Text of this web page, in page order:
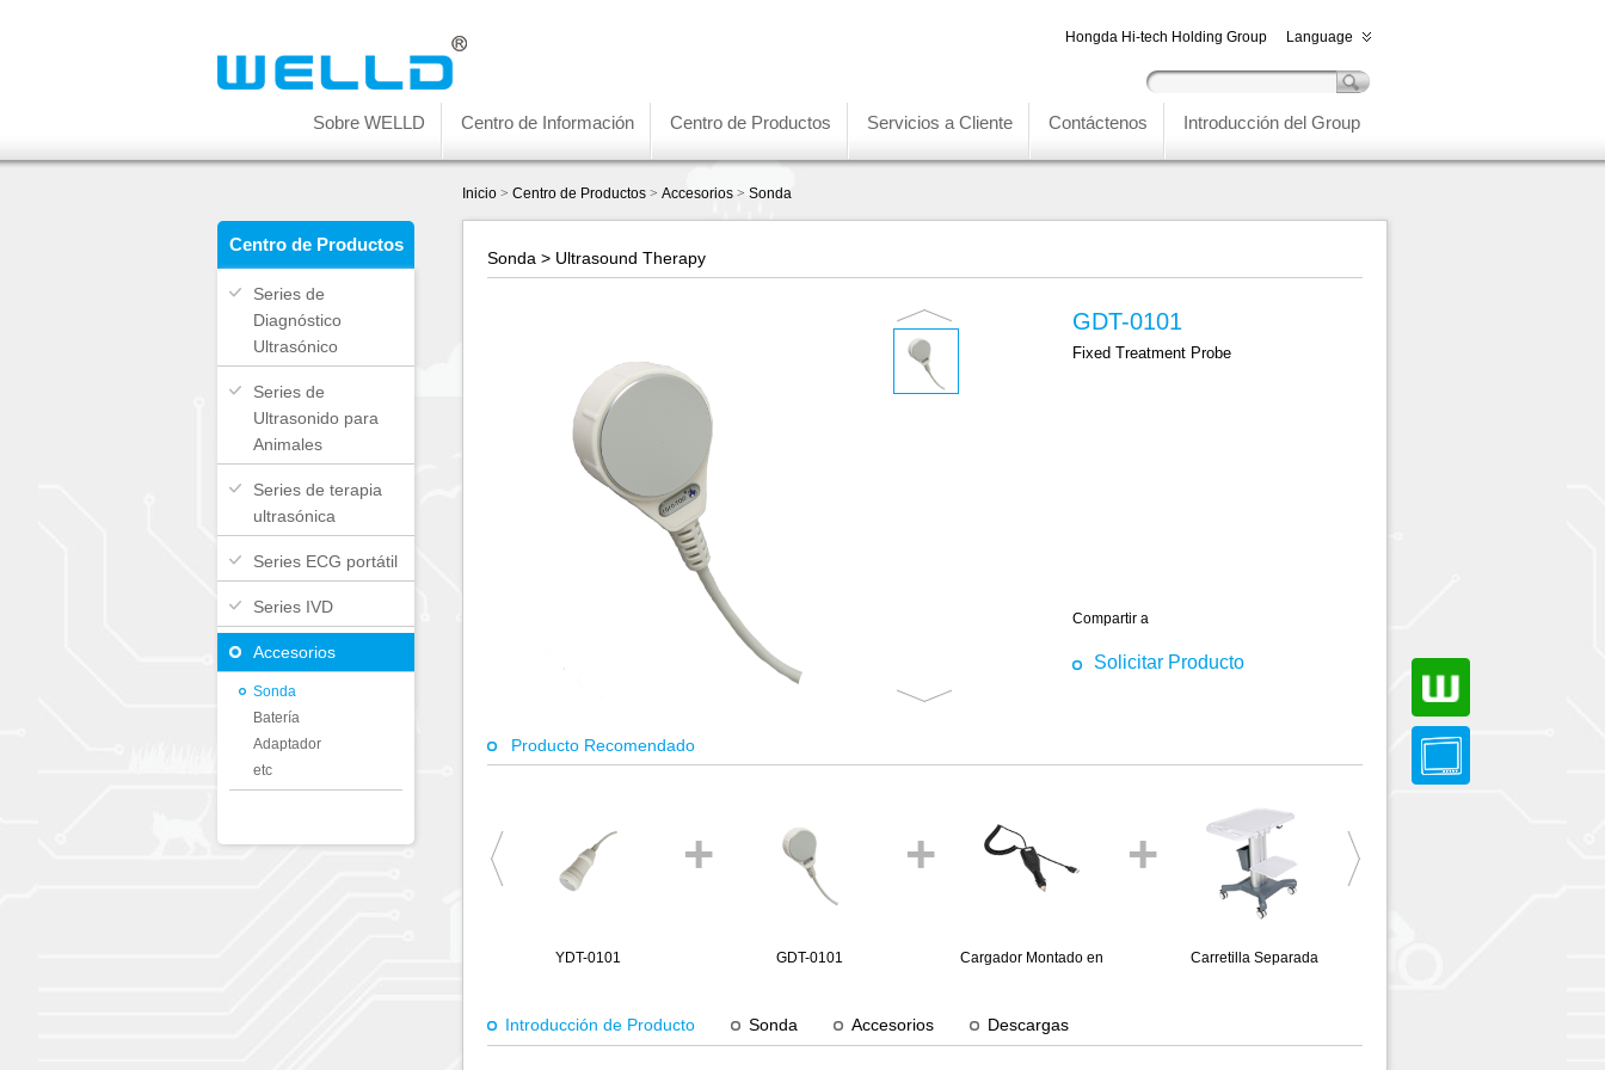
Sobre WELLD Centro de Información Centro de Productos Servicios a Cliente Contáctenos Introducción del Group
Hongda Hi-tech Holding Group Language
Centro de Productos
Series de
Diagnóstico
Ultrasónico
Series de
Ultrasonido para
Animales
Series de terapia
ultrasónica
Series ECG portátil
Series IVD
Accesorios
Sonda
Batería
Adaptador
etc
Inicio > Centro de Productos > Accesorios > Sonda
Sonda > Ultrasound Therapy
GDT-0101
Fixed Treatment Probe
Compartir a
Solicitar Producto
Producto Recomendado
YDT-0101
+
GDT-0101
+
Cargador Montado en
+
Carretilla Separada
Introducción de Producto Sonda Accesorios Descargas